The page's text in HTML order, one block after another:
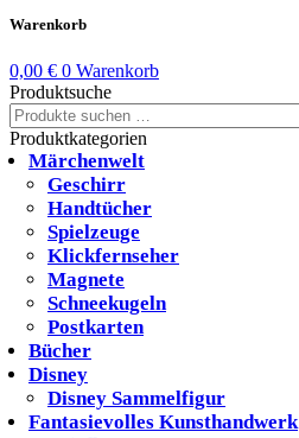
Warenkorb
0,00 € 0 Warenkorb
Produktsuche
Suchen
nach:
Produktkategorien
Märchenwelt
Geschirr
Handtücher
Spielzeuge
Klickfernseher
Magnete
Schneekugeln
Postkarten
Bücher
Disney
Disney Sammelfigur
Fantasievolles Kunsthandwerk